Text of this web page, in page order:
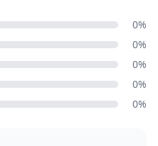
0%
0%
0%
0%
0%